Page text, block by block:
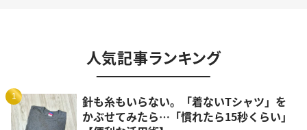
人気記事ランキング
1
針も糸もいらない。「着ないTシャツ」を
かぶせてみたら…「慣れたら15秒くらい」